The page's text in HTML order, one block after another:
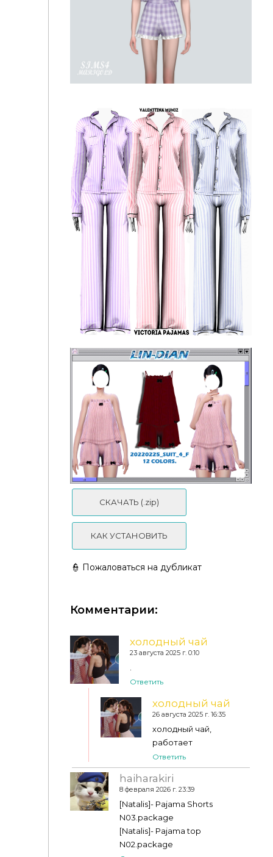
🌷Боди - Bodysuit N02
Пижама - Frill Pajama Set
Пижама - summer pajamas
СКАЧАТЬ (.zip)
КАК УСТАНОВИТЬ
👮 Пожаловаться на дубликат
Комментарии:
холодный чай
23 августа 2025 г. 0:10
Ответить
холодный чай
26 августа 2025 г. 16:35
холодный чай,
работает
Ответить
haiharakiri
8 февраля 2026 г. 23:39
[Natalis]- Pajama Shorts
N03.package
[Natalis]- Pajama top
N02.package